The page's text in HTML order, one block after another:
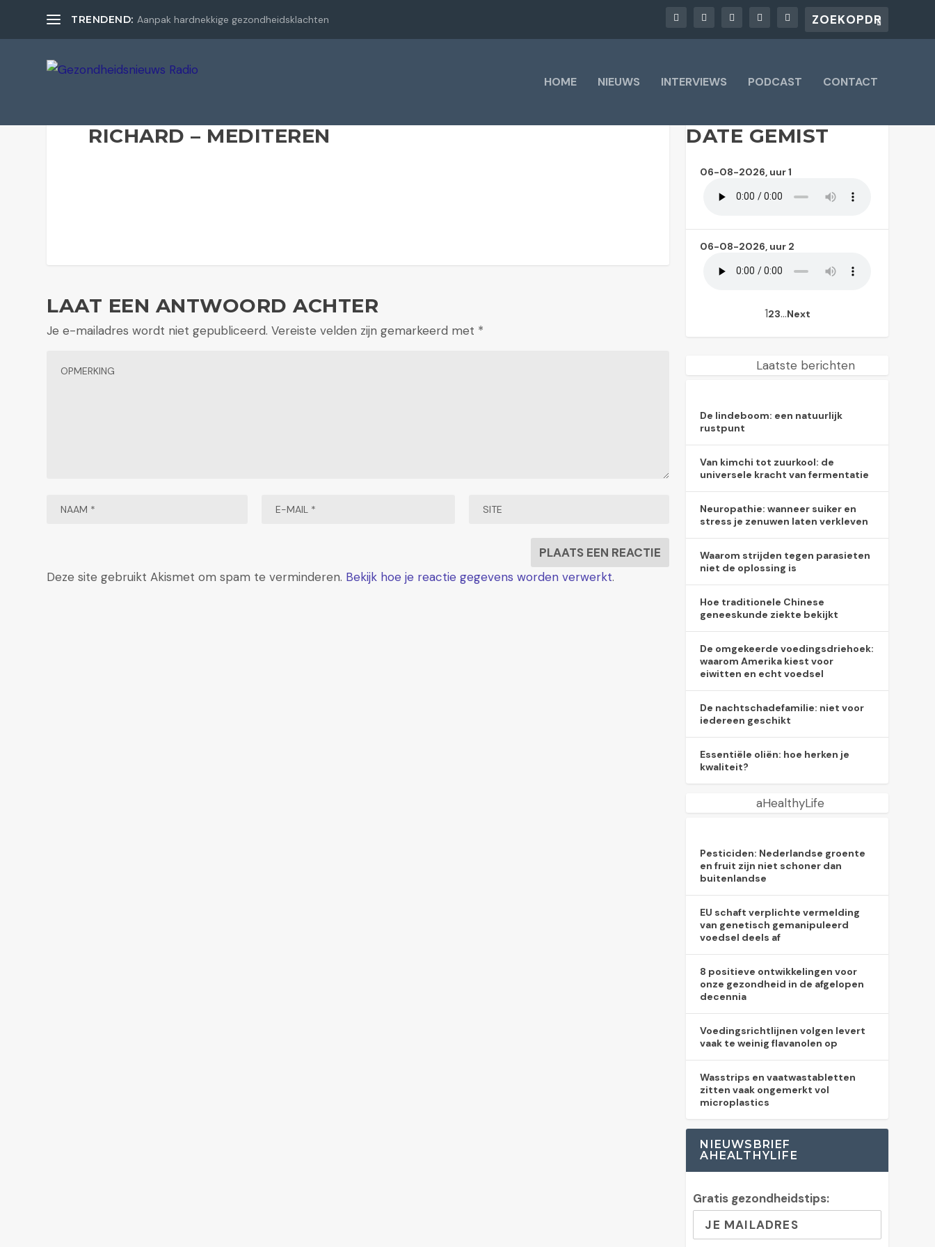
TRENDEND: Aanpak hardnekkige gezondheidsklachten
HOME NIEUWS INTERVIEWS PODCAST CONTACT
RICHARD – MEDITEREN
LAAT EEN ANTWOORD ACHTER
Je e-mailadres wordt niet gepubliceerd. Vereiste velden zijn gemarkeerd met *
Deze site gebruikt Akismet om spam te verminderen. Bekijk hoe je reactie gegevens worden verwerkt.
DATE GEMIST
06-08-2026, uur 1
06-08-2026, uur 2
123…Next
Laatste berichten
De lindeboom: een natuurlijk
rustpunt
Van kimchi tot zuurkool: de
universele kracht van fermentatie
Neuropathie: wanneer suiker en
stress je zenuwen laten verkleven
Waarom strijden tegen parasieten
niet de oplossing is
Hoe traditionele Chinese
geneeskunde ziekte bekijkt
De omgekeerde voedingsdriehoek:
waarom Amerika kiest voor
eiwitten en echt voedsel
De nachtschadefamilie: niet voor
iedereen geschikt
Essentiële oliën: hoe herken je
kwaliteit?
aHealthyLife
Pesticiden: Nederlandse groente
en fruit zijn niet schoner dan
buitenlandse
EU schaft verplichte vermelding
van genetisch gemanipuleerd
voedsel deels af
8 positieve ontwikkelingen voor
onze gezondheid in de afgelopen
decennia
Voedingsrichtlijnen volgen levert
vaak te weinig flavanolen op
Wasstrips en vaatwastabletten
zitten vaak ongemerkt vol
microplastics
NIEUWSBRIEF
AHEALTHYLIFE
Gratis gezondheidstips: